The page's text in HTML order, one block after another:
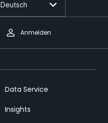
Anmelden
Deutsch
Data Service
Insights